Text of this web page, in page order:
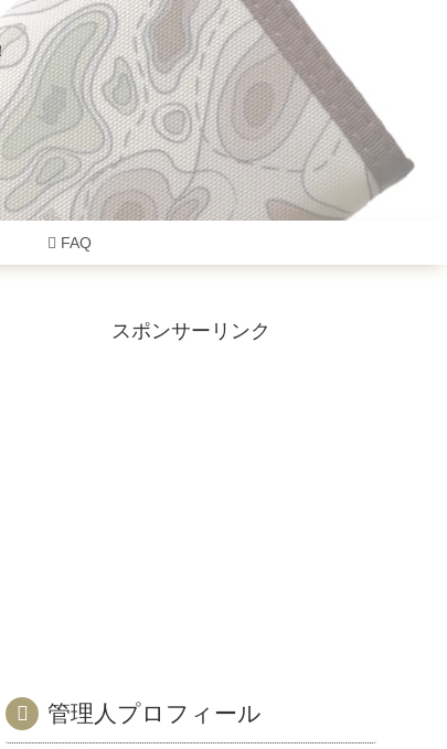
FAQ
スポンサーリンク
管理人プロフィール